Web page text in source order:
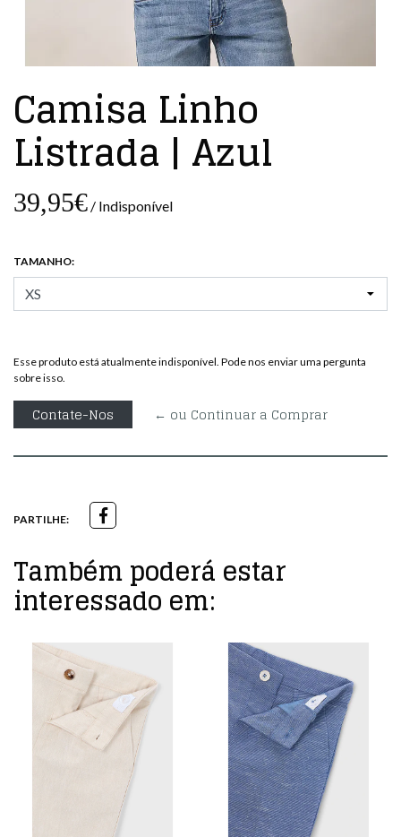
Camisa Linho
Listrada | Azul
39,95€ / Indisponível
TAMANHO:
Esse produto está atualmente indisponível. Pode nos enviar uma pergunta
sobre isso.
Contate-Nos ← ou Continuar a Comprar
PARTILHE:
Também poderá estar
interessado em: